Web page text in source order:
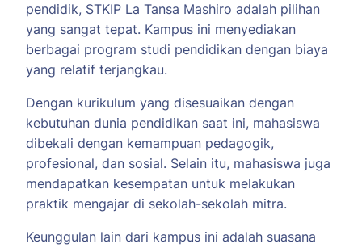
pendidik, STKIP La Tansa Mashiro adalah pilihan
yang sangat tepat. Kampus ini menyediakan
berbagai program studi pendidikan dengan biaya
yang relatif terjangkau.
Dengan kurikulum yang disesuaikan dengan
kebutuhan dunia pendidikan saat ini, mahasiswa
dibekali dengan kemampuan pedagogik,
profesional, dan sosial. Selain itu, mahasiswa juga
mendapatkan kesempatan untuk melakukan
praktik mengajar di sekolah-sekolah mitra.
Keunggulan lain dari kampus ini adalah suasana